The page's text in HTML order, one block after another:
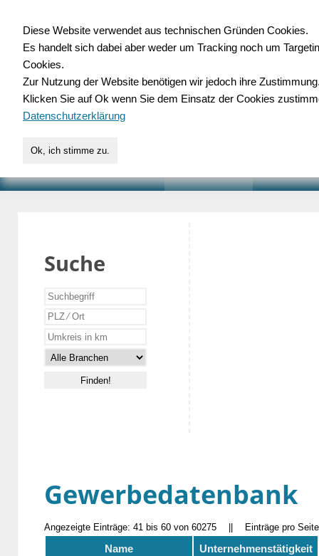
für Handwerk,
Suche
Gewerbedatenbank
Angezeigte Einträge: 41 bis 60 von 60275 Einträge pro
Name Unternehmenstätigkeit
Diese Website verwendet aus technischen Gründen Cookies.
Es handelt sich dabei aber weder um Tracking noch um
Cookies.
Zur Nutzung der Website benötigen wir jedoch ihre
Klicken Sie auf Ok wenn Sie dem Einsatz der Cookies
Datenschutzerklärung
Ok, ich stimme zu.